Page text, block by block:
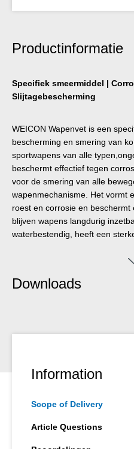
Productinformatie
Specifiek smeermiddel |
Slijtagebescherming
WEICON Wapenvet is een
bescherming en smering van
sportwapens van alle
beschermt effectief tegen
voor de smering van alle
wapenmechanisme. Het vormt
roest en corrosie en
blijven wapens langdurig
waterbestendig, heeft een
gebruik onder alle
Downloads
Information
Scope of Delivery
Article Questions